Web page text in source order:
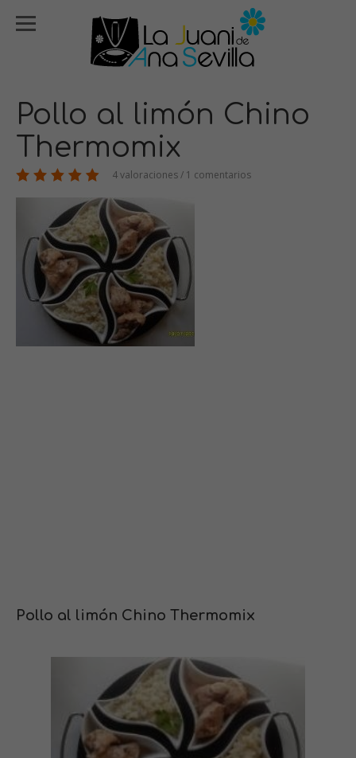
Pollo al limón Chino
Thermomix
4 valoraciones / 1 comentarios
Pollo al limón Chino Thermomix